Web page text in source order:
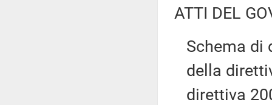
ATTI DEL
Schema di
della
direttiva